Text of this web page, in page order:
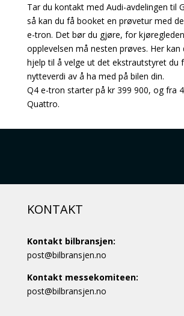
Tar du kontakt med Audi-avdelingen til
så kan du få booket en prøvetur med
e-tron. Det bør du gjøre, for
opplevelsen må nesten prøves. Her kan
hjelp til å velge ut det ekstrautstyret du
nytteverdi av å ha med på bilen din.
Q4 e-tron starter på kr 399 900, og fra
Quattro.
KONTAKT
Kontakt bilbransjen:
post@bilbransjen.no
Kontakt messekomiteen:
post@bilbransjen.no